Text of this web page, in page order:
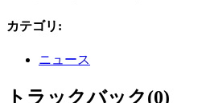
カテゴリ :
ニュース
トラックバック(0)